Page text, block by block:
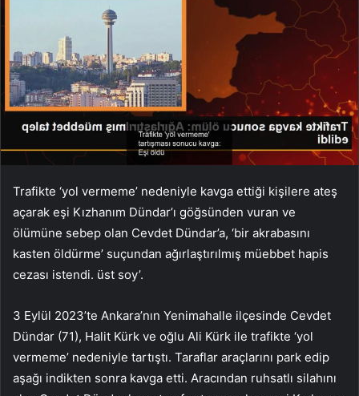
Trafikte ‘yol vermeme’ nedeniyle kavga ettiği kişilere ateş
açarak eşi Kızhanım Dündar’ı göğsünden vuran ve
ölümüne sebep olan Cevdet Dündar’a, ‘bir akrabasını
kasten öldürme’ suçundan ağırlaştırılmış müebbet hapis
cezası istendi. üst soy’.
3 Eylül 2023’te Ankara’nın Yenimahalle ilçesinde Cevdet
Dündar (71), Halit Kürk ve oğlu Ali Kürk ile trafikte ‘yol
vermeme’ nedeniyle tartıştı. Taraflar araçlarını park edip
aşağı indikten sonra kavga etti. Aracından ruhsatlı silahını